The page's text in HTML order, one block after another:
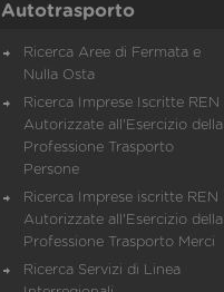
Autotrasporto
Ricerca Aree di Fermata e
Nulla Osta
Ricerca Imprese Iscritte REN
Autorizzate all'Esercizio della
Professione Trasporto
Persone
Ricerca Imprese iscritte REN
Autorizzate all'Esercizio della
Professione Trasporto Merci
Ricerca Servizi di Linea